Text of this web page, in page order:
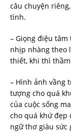
câu chuyện
tình.
– Giọng điệu
nhịp nhàng theo
thiết, khi thì
– Hình ảnh vầng
tượng cho quá
của cuộc sống
cho quá khứ đẹp
ngữ thơ giàu sức